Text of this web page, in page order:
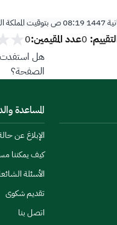
بتوقيت المملكة
0عدد المقيمين:0
هل استفدت
الصفحة؟
المساعدة
الإبلاغ عن
كيف يمكننا
الأسئلة
تقديم شكوى
اتصل بنا